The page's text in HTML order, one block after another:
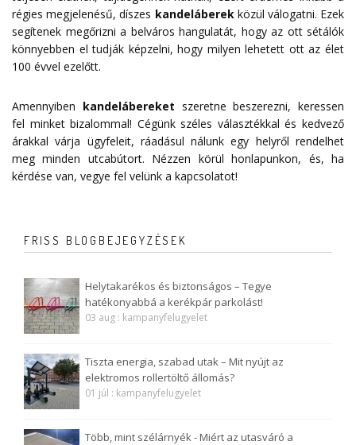
régies megjelenésű, díszes kandeláberekközül válogatni. Ezek
segítenek megőrizni a belváros hangulatát, hogy az ott sétálók
könnyebben el tudják képzelni, hogy milyen lehetett ott az élet
100 évvel ezelőtt.
Amennyiben kandelábereket szeretne beszerezni, keressen
fel minket bizalommal! Cégünk széles választékkal és kedvező
árakkal várja ügyfeleit, ráadásul nálunk egy helyről rendelhet
meg minden utcabútort. Nézzen körül honlapunkon, és, ha
kérdése van, vegye fel velünk a kapcsolatot!
FRISS BLOGBEJEGYZÉSEK
Helytakarékos és biztonságos – Tegye
hatékonyabbá a kerékpár parkolást!
03 aug : kampanyfelugyelet
Tiszta energia, szabad utak – Mit nyújt az
elektromos rollertöltő állomás?
01 júl : kampanyfelugyelet
Több, mint szélárnyék - Miért az utasváró a